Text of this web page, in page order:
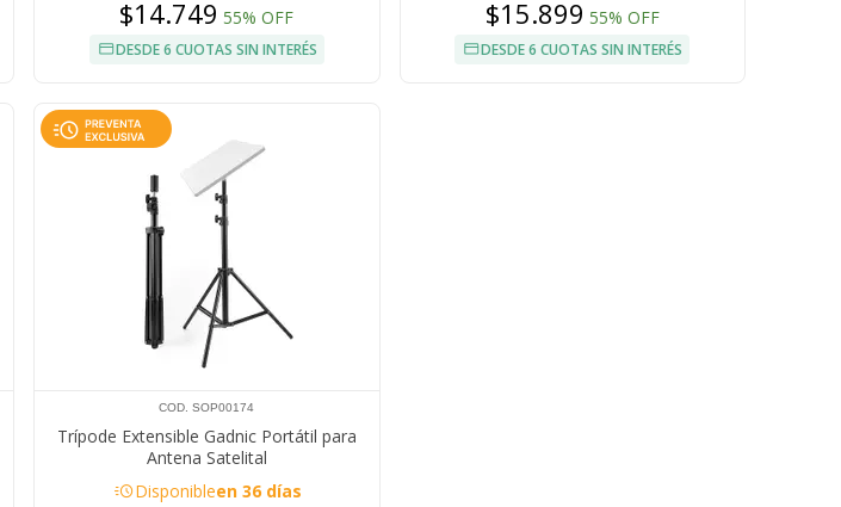
$14.749 55% OFF
DESDE 6 CUOTAS SIN INTERÉS
$15.899 55% OFF
DESDE 6 CUOTAS SIN INTERÉS
COD. SOP00174
Trípode Extensible Gadnic Portátil para
Antena Satelital
acuteDisponibleen 36 días